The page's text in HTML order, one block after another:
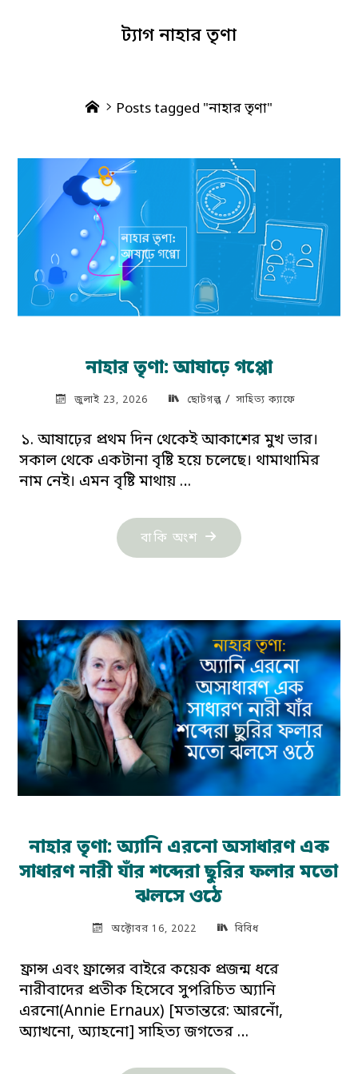
ট্যাগ নাহার তৃণা
HomePosts tagged "নাহার তৃণা"
নাহার তৃণা: আষাঢ়ে গপ্পো
জুলাই 23, 2026 ছোটগল্প/ সাহিত্য ক্যাফে
১. আষাঢ়ের প্রথম দিন থেকেই আকাশের মুখ ভার।
সকাল থেকে একটানা বৃষ্টি হয়ে চলেছে। থামাথামির
নাম নেই। এমন বৃষ্টি মাথায় …
বাকি অংশ "নাহার
তৃণা:
নাহার তৃণা: অ্যানি এরনো অসাধারণ এক
সাধারণ নারী যাঁর শব্দেরা ছুরির ফলার মতো
ঝলসে ওঠে
অক্টোবর 16, 2022 বিবিধ
ফ্রান্স এবং ফ্রান্সের বাইরে কয়েক প্রজন্ম ধরে
নারীবাদের প্রতীক হিসেবে সুপরিচিত অ্যানি
এরনো(Annie Ernaux) [মতান্তরে: আরনোঁ,
অ্যাখনো, অ্যাহনো] সাহিত্য জগতের …